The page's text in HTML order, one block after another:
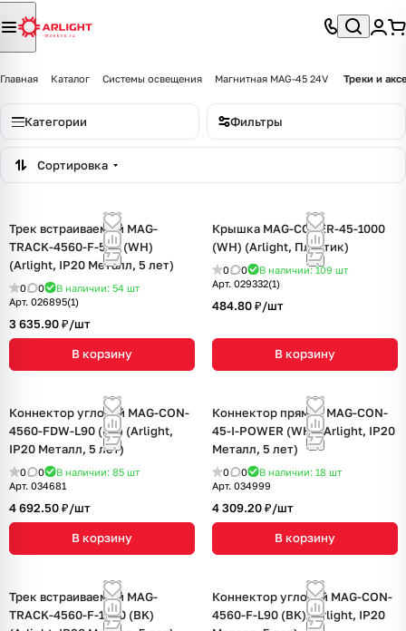
Главная Каталог Системы освещения Магнитная MAG-45 24V Треки и
Категории Фильтры
Сортировка
Трек встраиваемый MAG-
TRACK-4560-F-540 (WH)
(Arlight, IP20 Металл, 5 лет)
0 0 В наличии: 54 шт
Арт. 026895(1)
3 635.90 ₽/шт
В корзину
Крышка MAG-COVER-45-1000
(WH) (Arlight, Пластик)
0 0 В наличии: 109 шт
Арт. 029332(1)
484.80 ₽/шт
В корзину
Коннектор угловой MAG-CON-
4560-FDW-L90 (BK) (Arlight,
IP20 Металл, 5 лет)
0 0 В наличии: 85 шт
Арт. 034681
4 692.50 ₽/шт
В корзину
Коннектор прямой MAG-CON-
45-I-POWER (WH) (Arlight, IP20
Металл, 5 лет)
0 0 В наличии: 18 шт
Арт. 034999
4 309.20 ₽/шт
В корзину
Трек встраиваемый MAG-
TRACK-4560-F-1540 (BK)
Коннектор угловой MAG-CON-
4560-F-L90 (BK) (Arlight, IP20